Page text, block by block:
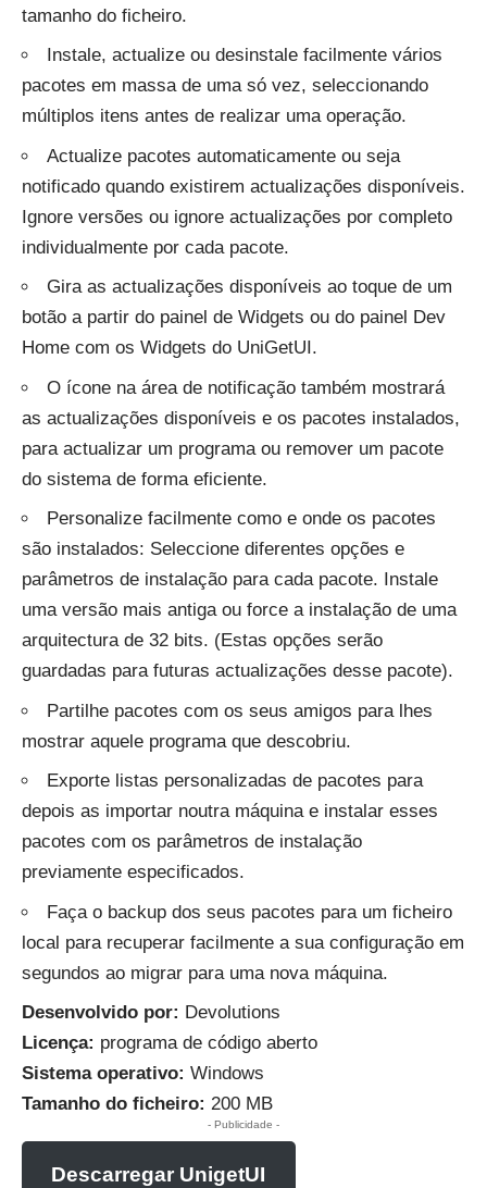
tamanho do ficheiro.
Instale, actualize ou desinstale facilmente vários
pacotes em massa de uma só vez, seleccionando
múltiplos itens antes de realizar uma operação.
Actualize pacotes automaticamente ou seja
notificado quando existirem actualizações disponíveis.
Ignore versões ou ignore actualizações por completo
individualmente por cada pacote.
Gira as actualizações disponíveis ao toque de um
botão a partir do painel de Widgets ou do painel Dev
Home com os Widgets do UniGetUI.
O ícone na área de notificação também mostrará
as actualizações disponíveis e os pacotes instalados,
para actualizar um programa ou remover um pacote
do sistema de forma eficiente.
Personalize facilmente como e onde os pacotes
são instalados: Seleccione diferentes opções e
parâmetros de instalação para cada pacote. Instale
uma versão mais antiga ou force a instalação de uma
arquitectura de 32 bits. (Estas opções serão
guardadas para futuras actualizações desse pacote).
Partilhe pacotes com os seus amigos para lhes
mostrar aquele programa que descobriu.
Exporte listas personalizadas de pacotes para
depois as importar noutra máquina e instalar esses
pacotes com os parâmetros de instalação
previamente especificados.
Faça o backup dos seus pacotes para um ficheiro
local para recuperar facilmente a sua configuração em
segundos ao migrar para uma nova máquina.
Desenvolvido por: Devolutions
Licença: programa de código aberto
Sistema operativo: Windows
Tamanho do ficheiro: 200 MB
- Publicidade -
Descarregar UnigetUI